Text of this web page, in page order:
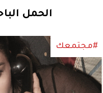
الحمل
#مجتمعك